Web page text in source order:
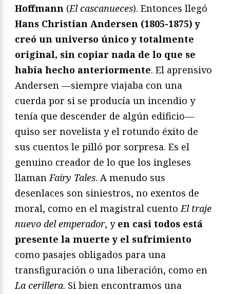
Hoffmann (El cascanueces). Entonces llegó
Hans Christian Andersen (1805-1875) y
creó un universo único y totalmente
original, sin copiar nada de lo que se
había hecho anteriormente. El aprensivo
Andersen —siempre viajaba con una
cuerda por si se producía un incendio y
tenía que descender de algún edificio—
quiso ser novelista y el rotundo éxito de
sus cuentos le pilló por sorpresa. Es el
genuino creador de lo que los ingleses
llamanFairy Tales. A menudo sus
desenlaces son siniestros, no exentos de
moral, como en el magistral cuentoEl traje
nuevo del emperador, y en casi todos está
presente la muerte y el sufrimiento
como pasajes obligados para una
transfiguración o una liberación, como en
La cerillera. Si bien encontramos una